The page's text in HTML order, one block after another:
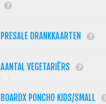
PRESALE DRANKKAARTEN
AANTAL VEGETARIËRS
BOARDX PONCHO KIDS/SMALL